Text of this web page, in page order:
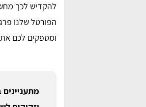
להקדיש לכך
הפורטל שלנו
ומספקים לכם